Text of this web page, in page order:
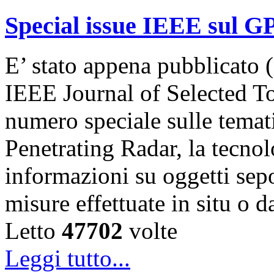
Special issue IEEE sul
E’ stato appena
IEEE Journal of Selected
numero speciale sulle
Penetrating Radar, la
informazioni su oggetti
misure effettuate in situ o
Letto 47702 volte
Leggi tutto...